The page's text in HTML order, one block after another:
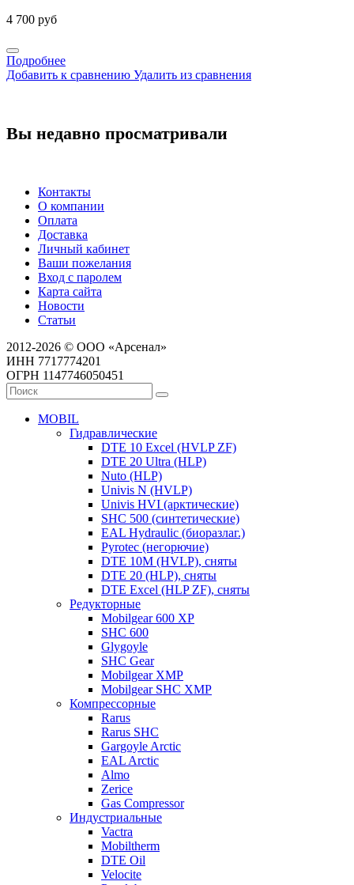
4 700 руб
Подробнее
Добавить к сравнению Удалить из сравнения
Вы недавно просматривали
Контакты
О компании
Оплата
Доставка
Личный кабинет
Ваши пожелания
Вход с паролем
Карта сайта
Новости
Статьи
2012-2026 © ООО «Арсенал»
ИНН 7717774201
ОГРН 1147746050451
MOBIL
Гидравлические
DTE 10 Excel (HVLP ZF)
DTE 20 Ultra (HLP)
Nuto (HLP)
Univis N (HVLP)
Univis HVI (арктические)
SHC 500 (синтетические)
EAL Hydraulic (биоразлаг.)
Pyrotec (негорючие)
DTE 10M (HVLP), сняты
DTE 20 (HLP), сняты
DTE Excel (HLP ZF), сняты
Редукторные
Mobilgear 600 XP
SHC 600
Glygoyle
SHC Gear
Mobilgear XMP
Mobilgear SHC XMP
Компрессорные
Rarus
Rarus SHC
Gargoyle Arctic
EAL Arctic
Almo
Zerice
Gas Compressor
Индустриальные
Vactra
Mobiltherm
DTE Oil
Velocite